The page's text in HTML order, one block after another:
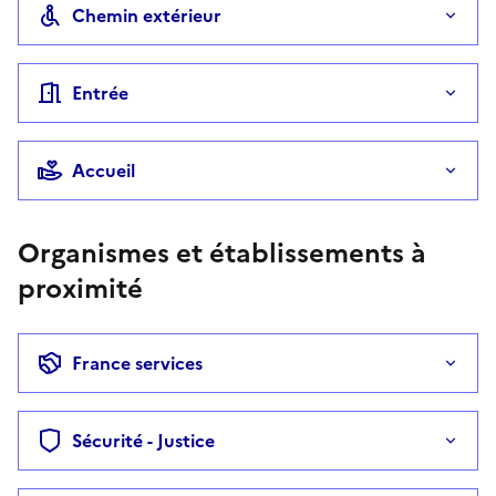
Chemin extérieur
Entrée
Accueil
Organismes et établissements à
proximité
France services
Sécurité - Justice